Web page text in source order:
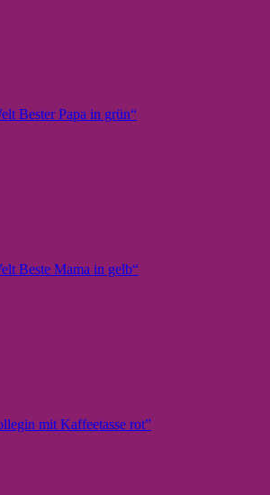
Bester Papa in grün“
Beste Mama in gelb“
mit Kaffeetasse rot”